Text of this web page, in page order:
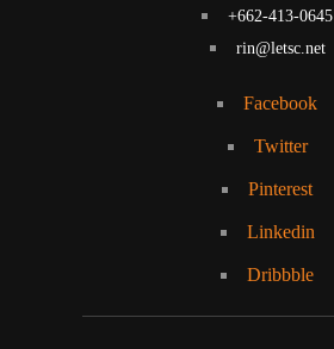
+662-413-0645
rin@letsc.net
Facebook
Twitter
Pinterest
Linkedin
Dribbble